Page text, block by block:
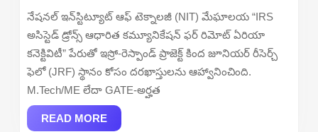
Fellow
Recruitment
2026
–
Apply
Online
నేషనల్ ఇన్‌స్టిట్యూట్ ఆఫ్ టెక్నాలజీ (NIT) మేఘాలయ “IRS
అసిస్టెడ్ డ్రోన్స్ ఆధారిత కమ్యూనికేషన్ ఫర్ రిమోట్ ఏరియా
కనెక్టివిటీ” పేరుతో ఇస్రో-రెస్పాండ్ ప్రాజెక్ట్ కింద జూనియర్ రీసెర్చ్
ఫెలో (JRF) స్థానం కోసం దరఖాస్తులను ఆహ్వానించింది.
M.Tech/ME లేదా GATE-అర్హత
READ MOREREAD